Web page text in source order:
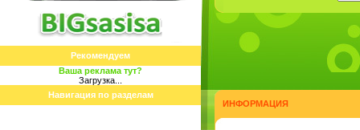
Рекомендуем
Ваша реклама тут?
Загрузка...
Навигация по разделам
ИНФОРМАЦИЯ